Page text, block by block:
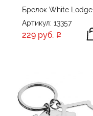
Брелок White Lodge
Артикул: 13357
229 руб.